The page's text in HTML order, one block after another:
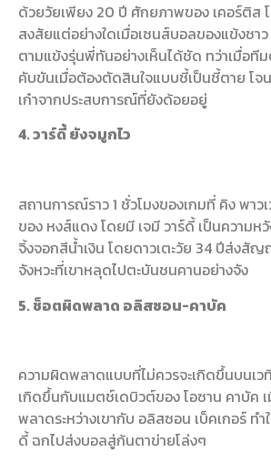
ด้วยวัยเพียง 20 ปี ศักยภาพของ เคอร์ติส
สงสัยแต่อย่างใดเมื่อเซนส์บอลของแข้งชา
ตามแข้งรุ่นพี่ทันอย่างเห็นได้ชัด ทว่าเมื่อที
คับขันเมื่อต้องตัดสินใจแบบชี้เป็นชี้ตาย โจ
เก๋าจากประสบการณ์ที่ยังด้อยอยู่
4. วาร์ดี้ ยังจมูกไว
สถานการณ์ราว 1 ชั่วโมงของเกมที่ คิง พาว
ของ หงส์แดง โดยมี เจมี วาร์ดี้ เป็นความห
จิ้งจอกสีน้ำเงิน โดยดาวเตะวัย 34 ปีส่ง
จังหวะที่เขาหลุดไปตะบันชนคานอย่างจัง
5. ช็อตผิดพลาด อลิสซอน-คาบัค
ความผิดพลาดแบบที่ไม่ควรจะเกิดขึ้นบนเ
เกิดขึ้นกับแมตช์เดบิวต์ของ โอซาน คาบัค
พลาดระหว่างเขากับ อลิสซอน เบ็คเกอร์ ทำ
ดี้ ฉกไปส่งบอลสู่ก้นตาข่ายโล่งๆ